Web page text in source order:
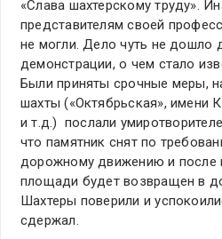
«Слава шахтерскому труду».
представителям своей
не могли. Дело чуть не дошло
демонстрации, о чем стало
Были приняты срочные меры,
шахты («Октябрьская», имени
и т.д.) послали
что памятник снят по
дорожному движению и после
площади будет возвращен в
Шахтеры поверили и
сдержал.